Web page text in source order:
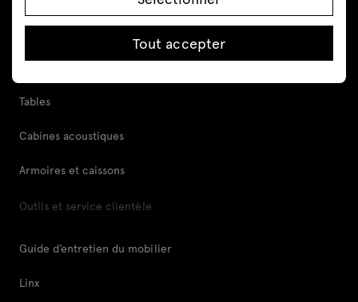
Tables
Cabines acoustiques
Armoires et caissons
Outils et service clientèle
Guide d’entretien du mobilier
Linx
Tout accepter